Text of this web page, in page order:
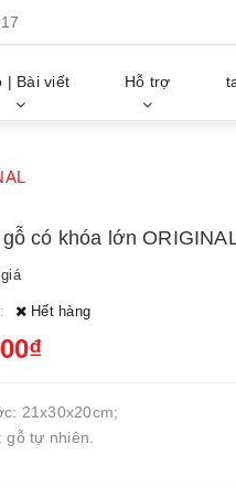
| Bài viết Hỗ trợ
có khóa lớn
Hết hàng
21x30x20cm;
gỗ tự nhiên.